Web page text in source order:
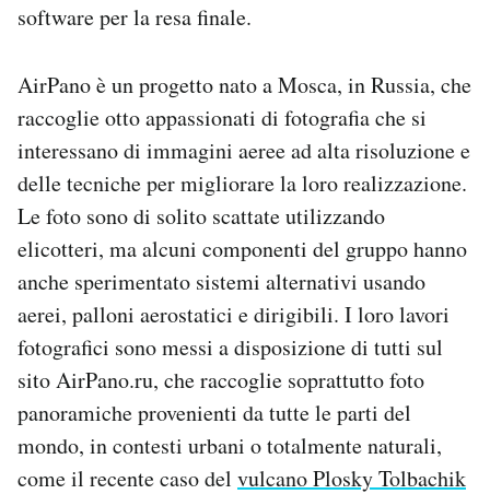
Notifiche mobile
software per la resa finale.
AirPano è un progetto nato a Mosca, in Russia, che
raccoglie otto appassionati di fotografia che si
interessano di immagini aeree ad alta risoluzione e
delle tecniche per migliorare la loro realizzazione.
Le foto sono di solito scattate utilizzando
elicotteri, ma alcuni componenti del gruppo hanno
anche sperimentato sistemi alternativi usando
aerei, palloni aerostatici e dirigibili. I loro lavori
fotografici sono messi a disposizione di tutti sul
sito AirPano.ru, che raccoglie soprattutto foto
panoramiche provenienti da tutte le parti del
mondo, in contesti urbani o totalmente naturali,
come il recente caso del vulcano Plosky Tolbachik